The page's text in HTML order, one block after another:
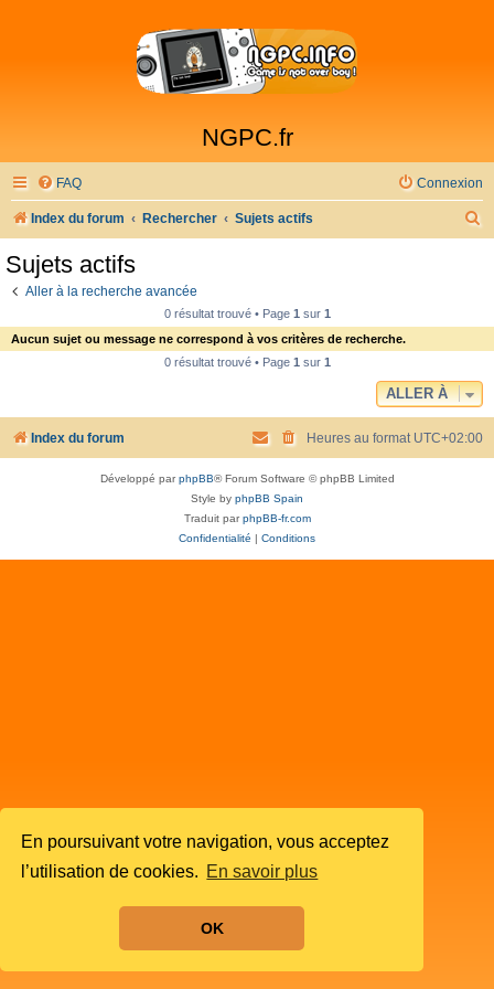
En poursuivant votre navigation, vous acceptez
l’utilisation de cookies. En savoir plus
OK
NGPC.fr
FAQ Connexion
Index du forum Rechercher Sujets actifs
h
Sujets actifs
Aller à la recherche avancée
0 résultat trouvé • Page 1sur 1
Aucun sujet ou message ne correspond à vos critères de recherche.
0 résultat trouvé • Page 1sur 1
ALLER À
Index du forum Heures au format UTC+02:00
Développé parphpBB® Forum Software © phpBB Limited
Style by phpBB Spain
Traduit parphpBB-fr.com
Confidentialité
Conditions